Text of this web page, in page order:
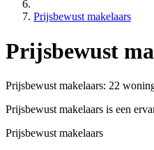
Prijsbewust makelaars
Prijsbewust
Prijsbewust makelaars: 22
Prijsbewust makelaars is een
Prijsbewust makelaars